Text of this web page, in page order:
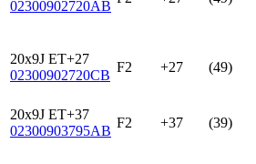
02300902720AB
20x9J ET+27
02300902720CB
F2 +27 (49)
20x9J ET+37
02300903795AB
F2 +37 (39)